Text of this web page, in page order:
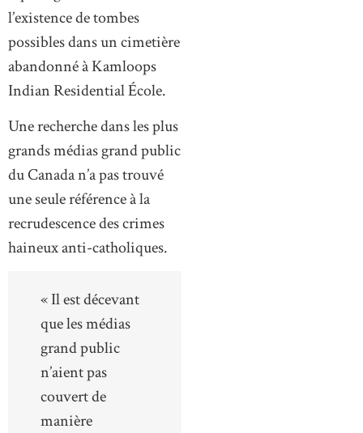
l’existence de tombes
possibles dans un cimetière
abandonné à Kamloops
Indian Residential École.
Une recherche dans les plus
grands médias grand public
du Canada n’a pas trouvé
une seule référence à la
recrudescence des crimes
haineux anti-catholiques.
« Il est décevant
que les médias
grand public
n’aient pas
couvert de
manière